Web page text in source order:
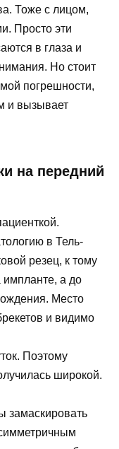
Тоже с лицом,
Просто эти
в глаза и
Но стоит
погрешности,
и вызывает
на передний
в Тель-
резец, к тому
импланте, а до
Место
и видимо
Поэтому
широкой.
замаскировать